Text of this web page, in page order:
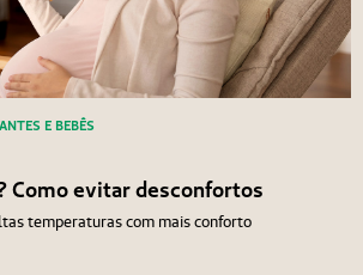
E BEBÊS
Como evitar desconfortos
temperaturas com mais conforto